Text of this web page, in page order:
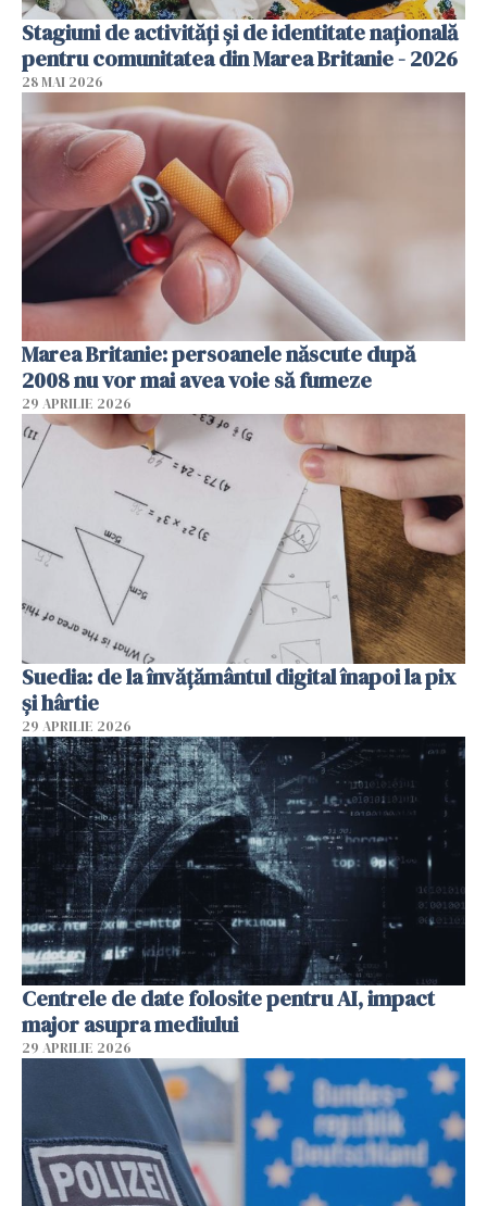
Stagiuni de activități și de identitate națională
pentru comunitatea din Marea Britanie - 2026
28 MAI 2026
Marea Britanie: persoanele născute după
2008 nu vor mai avea voie să fumeze
29 APRILIE 2026
Suedia: de la învățământul digital înapoi la pix
și hârtie
29 APRILIE 2026
Centrele de date folosite pentru AI, impact
major asupra mediului
29 APRILIE 2026